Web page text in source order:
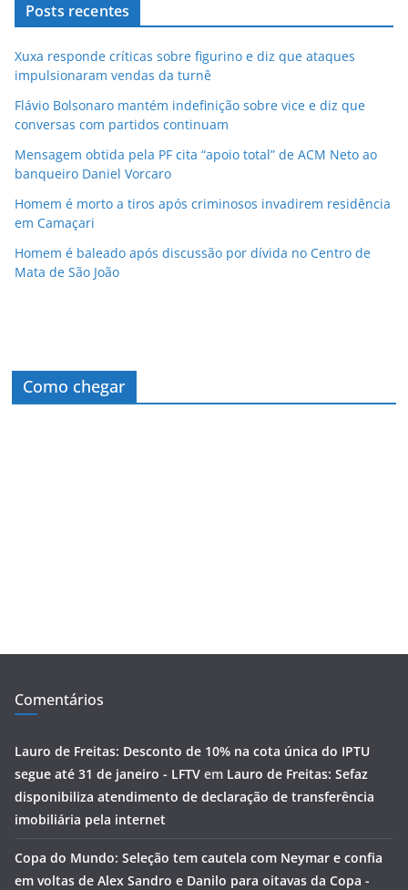
Posts recentes
Xuxa responde críticas sobre figurino e diz que ataques
impulsionaram vendas da turnê
Flávio Bolsonaro mantém indefinição sobre vice e diz que
conversas com partidos continuam
Mensagem obtida pela PF cita “apoio total” de ACM Neto ao
banqueiro Daniel Vorcaro
Homem é morto a tiros após criminosos invadirem residência
em Camaçari
Homem é baleado após discussão por dívida no Centro de
Mata de São João
Como chegar
Comentários
Lauro de Freitas: Desconto de 10% na cota única do IPTU
segue até 31 de janeiro - LFTV em Lauro de Freitas: Sefaz
disponibiliza atendimento de declaração de transferência
imobiliária pela internet
Copa do Mundo: Seleção tem cautela com Neymar e confia
em voltas de Alex Sandro e Danilo para oitavas da Copa -